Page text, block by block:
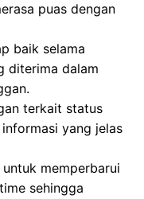
puas dengan
baik selama
diterima dalam
terkait status
yang jelas
memperbarui
sehingga